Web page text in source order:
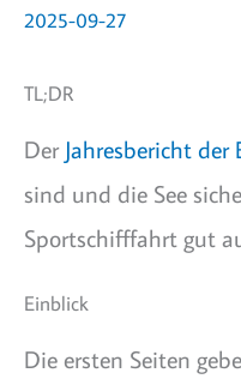
2025-09-27
TL;DR
Der Jahresbericht
sind und die See
Sportschifffahrt gut
Einblick
Die ersten Seiten